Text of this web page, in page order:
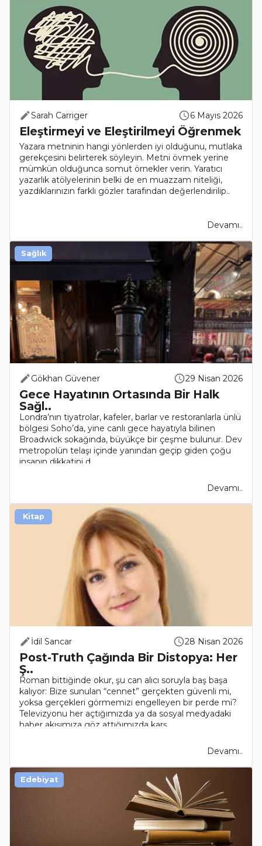
Sarah Carriger 6 Mayıs 2026
Eleştirmeyi ve Eleştirilmeyi Öğrenmek
Yazara metninin hangi yönlerden iyi olduğunu, mutlaka
gerekçesini belirterek söyleyin. Metni övmek yerine
mümkün olduğunca somut örnekler verin. Yaratıcı
yazarlık atölyelerinin belki de en muazzam niteliği,
yazdıklarınızın farklı gözler tarafından değerlendirilip..
Devamı..
Gökhan Güvener 29 Nisan 2026
Gece Hayatının Ortasında Bir Halk
Sağl..
Londra’nın tiyatrolar, kafeler, barlar ve restoranlarla ünlü
bölgesi Soho’da, yine canlı gece hayatıyla bilinen
Broadwick sokağında, büyükçe bir çeşme bulunur. Dev
metropolün telaşı içinde yanından geçip giden çoğu
insanın dikkatini d..
Devamı..
Sağlık
İdil Sancar 28 Nisan 2026
Post-Truth Çağında Bir Distopya: Her
Ş..
Roman bittiğinde okur, şu can alıcı soruyla baş başa
kalıyor: Bize sunulan “cennet” gerçekten güvenli mi,
yoksa gerçekleri görmemizi engelleyen bir perde mi?
Televizyonu her açtığımızda ya da sosyal medyadaki
haber akışımıza göz attığımızda karş..
Devamı..
Kitap
Edebiyat